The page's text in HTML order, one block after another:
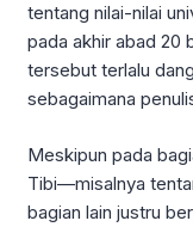
tentang nilai-nilai
pada akhir abad 20
tersebut terlalu
sebagaimana
Meskipun pada
Tibi—misalnya
bagian lain justru